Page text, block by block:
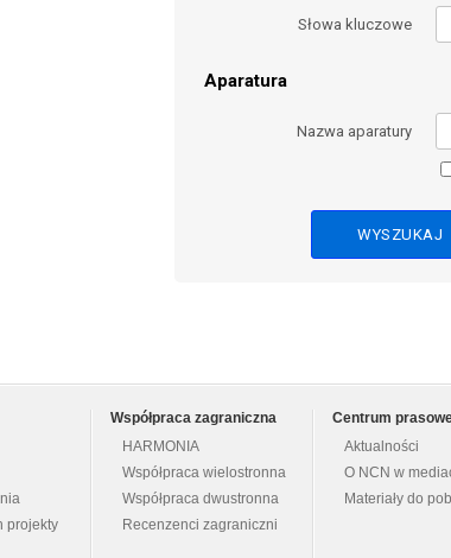
Słowa kluczowe
Aparatura
Nazwa aparatury
projekty
Współpraca zagraniczna
HARMONIA
Współpraca wielostronna
Współpraca dwustronna
Recenzenci zagraniczni
Centrum
Aktualności
O NCN w
Materiały do